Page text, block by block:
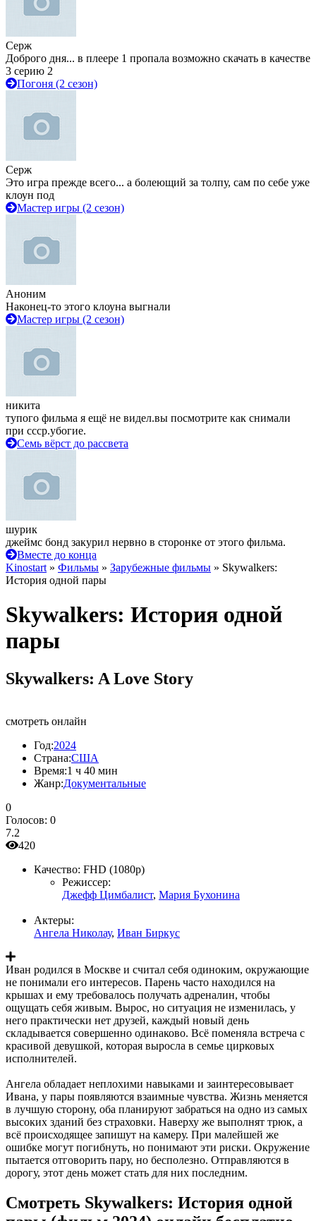
Серж
Доброго дня... в плеере 1 пропала возможно скачать в качестве
3 серию 2
Погоня (2 сезон)
Серж
Это игра прежде всего... а болеющий за толпу, сам по себе уже
клоун под
Мастер игры (2 сезон)
Аноним
Наконец-то этого клоуна выгнали
Мастер игры (2 сезон)
никита
тупого фильма я ещё не видел.вы посмотрите как снимали
при ссср.убогие.
Семь вёрст до рассвета
шурик
джеймс бонд закурил нервно в сторонке от этого фильма.
Вместе до конца
Kinostart » Фильмы » Зарубежные фильмы » Skywalkers:
История одной пары
Skywalkers: История одной
пары
Skywalkers: A Love Story
смотреть онлайн
Год:2024
Страна:США
Время:1 ч 40 мин
Жанр:Документальные
0
Голосов: 0
7.2
420
Качество: FHD (1080p)
Режиссер:
Джефф Цимбалист, Мария Бухонина
Актеры:
Ангела Николау, Иван Биркус
Иван родился в Москве и считал себя одиноким, окружающие
не понимали его интересов. Парень часто находился на
крышах и ему требовалось получать адреналин, чтобы
ощущать себя живым. Вырос, но ситуация не изменилась, у
него практически нет друзей, каждый новый день
складывается совершенно одинаково. Всё поменяла встреча с
красивой девушкой, которая выросла в семье цирковых
исполнителей.
Ангела обладает неплохими навыками и заинтересовывает
Ивана, у пары появляются взаимные чувства. Жизнь меняется
в лучшую сторону, оба планируют забраться на одно из самых
высоких зданий без страховки. Наверху же выполнят трюк, а
всё происходящее запишут на камеру. При малейшей же
ошибке могут погибнуть, но понимают эти риски. Окружение
пытается отговорить пару, но бесполезно. Отправляются в
дорогу, этот день может стать для них последним.
Смотреть Skywalkers: История одной